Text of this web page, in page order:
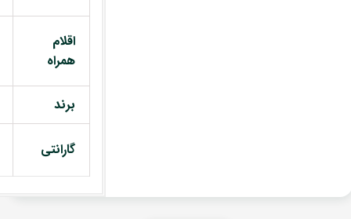
اقلام
همراه
برند
گارانتی